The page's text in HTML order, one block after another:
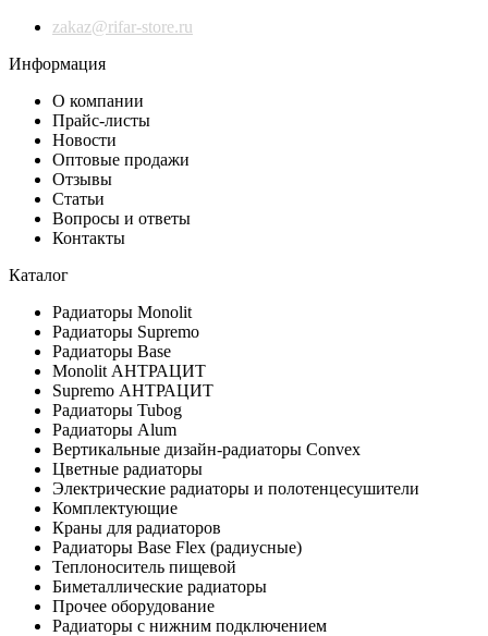
zakaz@rifar-store.ru
Информация
О компании
Прайс-листы
Новости
Оптовые продажи
Отзывы
Статьи
Вопросы и ответы
Контакты
Каталог
Радиаторы Monolit
Радиаторы Supremo
Радиаторы Base
Monolit АНТРАЦИТ
Supremo АНТРАЦИТ
Радиаторы Tubog
Радиаторы Alum
Вертикальные дизайн-радиаторы Convex
Цветные радиаторы
Электрические радиаторы и полотенцесушители
Комплектующие
Краны для радиаторов
Радиаторы Base Flex (радиусные)
Теплоноситель пищевой
Биметаллические радиаторы
Прочее оборудование
Радиаторы с нижним подключением